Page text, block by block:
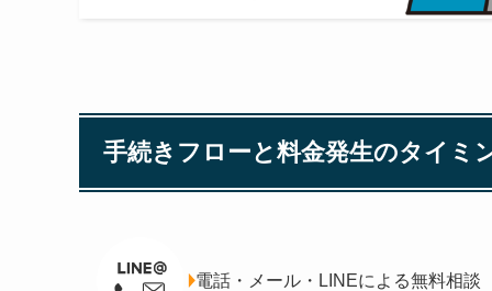
手続きフローと料金発生のタイミ
電話・メール・LINEによる無料相談